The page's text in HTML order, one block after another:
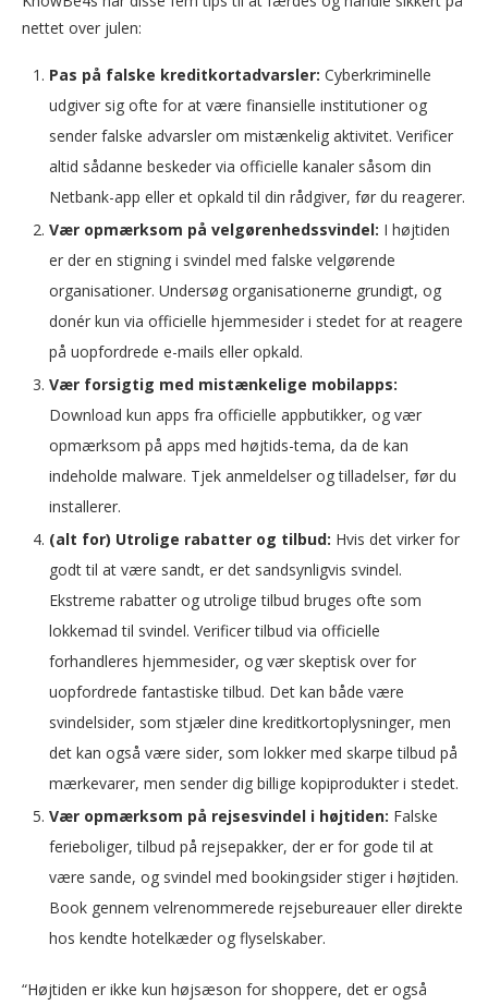
nettet over julen:
Pas på falske kreditkortadvarsler: Cyberkriminelle
udgiver sig ofte for at være finansielle institutioner og
sender falske advarsler om mistænkelig aktivitet. Verificer
altid sådanne beskeder via officielle kanaler såsom din
Netbank-app eller et opkald til din rådgiver, før du reagerer.
Vær opmærksom på velgørenhedssvindel: I højtiden
er der en stigning i svindel med falske velgørende
organisationer. Undersøg organisationerne grundigt, og
donér kun via officielle hjemmesider i stedet for at reagere
på uopfordrede e-mails eller opkald.
Vær forsigtig med mistænkelige mobilapps:
Download kun apps fra officielle appbutikker, og vær
opmærksom på apps med højtids-tema, da de kan
indeholde malware. Tjek anmeldelser og tilladelser, før du
installerer.
(alt for) Utrolige rabatter og tilbud: Hvis det virker for
godt til at være sandt, er det sandsynligvis svindel.
Ekstreme rabatter og utrolige tilbud bruges ofte som
lokkemad til svindel. Verificer tilbud via officielle
forhandleres hjemmesider, og vær skeptisk over for
uopfordrede fantastiske tilbud. Det kan både være
svindelsider, som stjæler dine kreditkortoplysninger, men
det kan også være sider, som lokker med skarpe tilbud på
mærkevarer, men sender dig billige kopiprodukter i stedet.
Vær opmærksom på rejsesvindel i højtiden: Falske
ferieboliger, tilbud på rejsepakker, der er for gode til at
være sande, og svindel med bookingsider stiger i højtiden.
Book gennem velrenommerede rejsebureauer eller direkte
hos kendte hotelkæder og flyselskaber.
“Højtiden er ikke kun højsæson for shoppere, det er også